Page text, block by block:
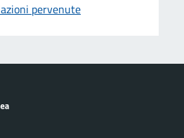
pervenute